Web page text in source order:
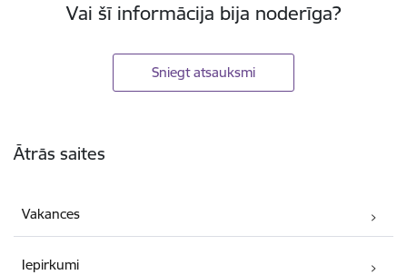
Vai šī informācija bija noderīga?
Sniegt atsauksmi
Ātrās saites
Vakances
Iepirkumi